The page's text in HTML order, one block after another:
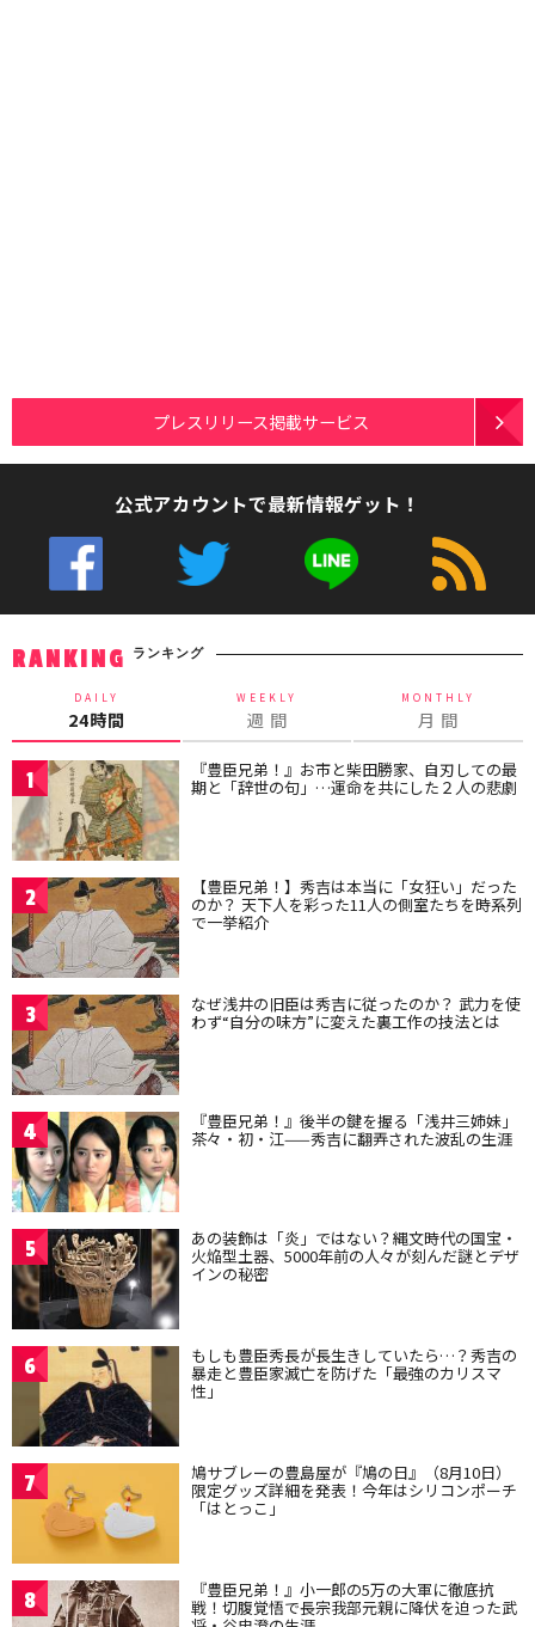
プレスリリース掲載サービス
公式アカウントで最新情報ゲット！
RANKING ランキング
DAILY
24時間
WEEKLY
週 間
MONTHLY
月 間
1 『豊臣兄弟！』お市と柴田勝家、自刃しての最
期と「辞世の句」…運命を共にした２人の悲劇
2 【豊臣兄弟！】秀吉は本当に「女狂い」だった
のか？ 天下人を彩った11人の側室たちを時系列
で一挙紹介
3 なぜ浅井の旧臣は秀吉に従ったのか？ 武力を使
わず“自分の味方”に変えた裏工作の技法とは
4 『豊臣兄弟！』後半の鍵を握る「浅井三姉妹」
茶々・初・江——秀吉に翻弄された波乱の生涯
5 あの装飾は「炎」ではない？縄文時代の国宝・
火焔型土器、5000年前の人々が刻んだ謎とデザ
インの秘密
6 もしも豊臣秀長が長生きしていたら…？秀吉の
暴走と豊臣家滅亡を防げた「最強のカリスマ
性」
7 鳩サブレーの豊島屋が『鳩の日』（8月10日）
限定グッズ詳細を発表！今年はシリコンポーチ
「はとっこ」
8 『豊臣兄弟！』小一郎の5万の大軍に徹底抗
戦！切腹覚悟で長宗我部元親に降伏を迫った武